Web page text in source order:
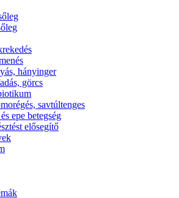
hányinger
görcs
savtúltenges
epe betegség
elősegítő